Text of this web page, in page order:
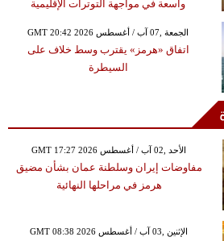
واسعة في مواجهة التوترات الإقليمية
GMT 20:42 2026 الجمعة ,07 آب / أغسطس
اتفاق «هرمز» يقترب وسط خلاف على
السيطرة
GMT 17:27 2026 الأحد ,02 آب / أغسطس
مفاوضات إيران وسلطنة عمان بشأن مضيق
هرمز في مراحلها النهائية
GMT 08:38 2026 الإثنين ,03 آب / أغسطس